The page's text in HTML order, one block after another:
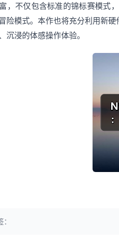
，不仅包含标准的锦标赛模式
险模式。本作也将充分利用新
沉浸的体感操作体验。
：